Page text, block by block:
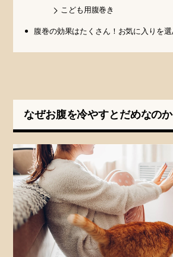
こども用腹巻き
腹巻の効果はたくさん！お気に入りを
なぜお腹を冷やすとだめなのか